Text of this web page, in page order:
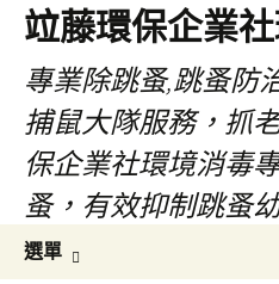
竝藤環保企業
專業除跳蚤,跳蚤防
捕鼠大隊服務，抓
保企業社環境消毒
蚤，有效抑制跳蚤
選單